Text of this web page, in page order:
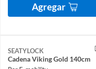
Agregar
SEATYLOCK
Cadena Viking Gold 140cm